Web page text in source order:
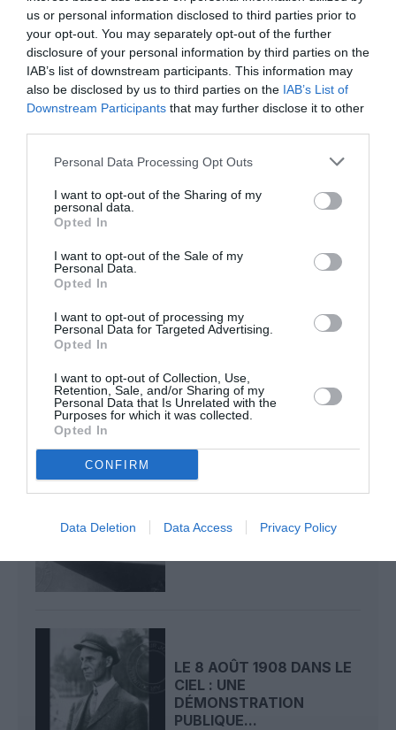
us or personal information disclosed to third parties prior to
your opt-out. You may separately opt-out of the further
disclosure of your personal information by third parties on the
IAB’s list of downstream participants. This information may
also be disclosed by us to third parties on the IAB’s List of
Downstream Participants that may further disclose it to other
Personal Data Processing Opt Outs
I want to opt-out of the Sharing of my
personal data.
Opted In
I want to opt-out of the Sale of my
Personal Data.
Opted In
I want to opt-out of processing my
Personal Data for Targeted Advertising.
Opted In
I want to opt-out of Collection, Use,
Retention, Sale, and/or Sharing of my
Personal Data that Is Unrelated with the
Purposes for which it was collected.
Opted In
CONFIRM
Data Deletion Data Access Privacy Policy
incendie peut provoquer l’arrêt d’un moteur
a commenté l'article :
Il s’est masturbé sur une passagère endormie : trois ans
histoire de l'aviation
LIRE AUSSI
MANS SAUVE LA...
CIEL : DÉPART DE
LE 8 AOÛT 1908 DANS LE
CIEL : UNE
DÉMONSTRATION
PUBLIQUE...